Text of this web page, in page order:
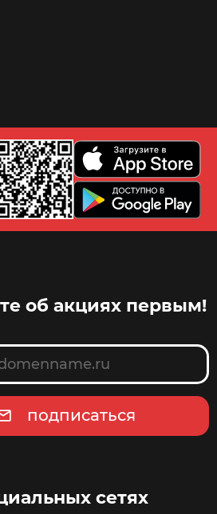
об акциях первым!
подписаться
сетях